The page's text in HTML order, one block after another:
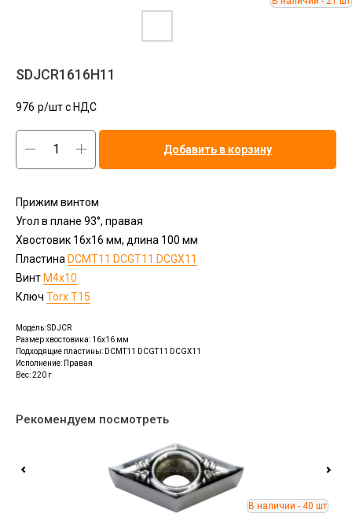
SDJCR1616H11
976 р/шт c НДС
Добавить в корзину
Прижим винтом
Угол в плане 93°, правая
Хвостовик 16х16 мм, длина 100 мм
Пластина DCMT11 DCGT11 DCGX11
Винт M4x10
Ключ Torx T15
Модель: SDJCR
Размер хвостовика: 16x16 мм
Подходящие пластины: DCMT11 DCGT11 DCGX11
Исполнение: Правая
Вес: 220 г
Рекомендуем посмотреть